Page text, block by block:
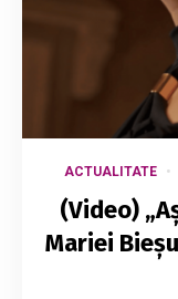
ACTUALITATE
(Video)
Mariei